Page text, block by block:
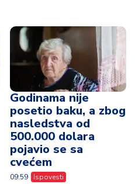
Godinama nije
posetio baku, a zbog
nasledstva od
500.000 dolara
pojavio se sa
cvećem
09:59 Ispovesti